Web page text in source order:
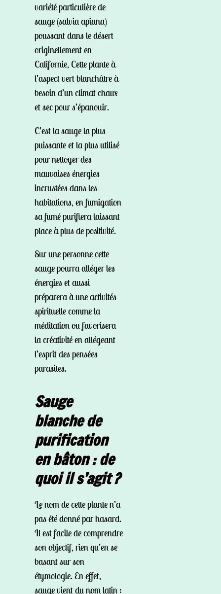
variété particulière de
sauge (salvia apiana)
poussant dans le désert
originellement en
Californie, Cette plante à
l’aspect vert blanchâtre à
besoin d’un climat chaux
et sec pour s’épanouir.
C’est la sauge la plus
puissante et la plus utilisé
pour nettoyer des
mauvaises énergies
incrustées dans les
habitations, en fumigation
sa fumé purifiera laissant
place à plus de positivité.
Sur une personne cette
sauge pourra alléger les
énergies et aussi
préparera à une activités
spirituelle comme la
méditation ou favorisera
la créativité en allégeant
l’esprit des pensées
parasites.
Sauge
blanche de
purification
en bâton : de
quoi il s’agit ?
Le nom de cette plante n’a
pas été donné par hasard.
Il est facile de comprendre
son objectif, rien qu’en se
basant sur son
étymologie. En effet,
sauge vient du nom latin :